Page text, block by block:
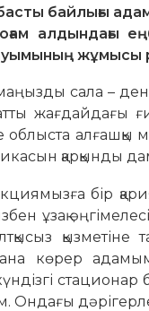
байлығы
алдындағы
жұмысы
сала –
жағдайдағы
облыста алғашқы
қарқынды
бір
ұзақ
көрер
стационар
Ондағы